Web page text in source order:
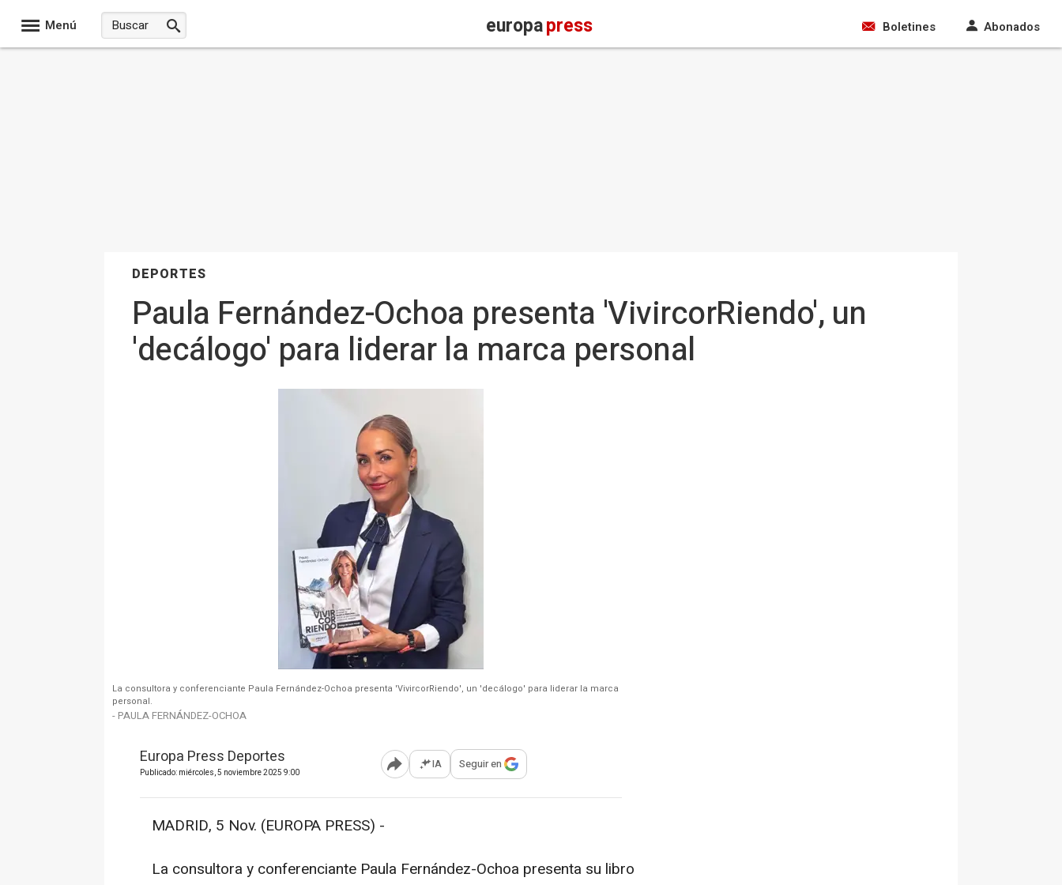
Menú europapress Boletines Abonados
DEPORTES
Paula Fernández-Ochoa presenta 'VivircorRiendo', un
'decálogo' para liderar la marca personal
La consultora y conferenciante Paula Fernández-Ochoa presenta 'VivircorRiendo', un 'decálogo' para liderar la marca
personal.
- PAULA FERNÁNDEZ-OCHOA
Europa Press Deportes
Publicado: miércoles, 5 noviembre 2025 9:00 Abrir opciones para compartir
IA Seguir en
MADRID, 5 Nov. (EUROPA PRESS) -
La consultora y conferenciante Paula Fernández-Ochoa presenta su libro